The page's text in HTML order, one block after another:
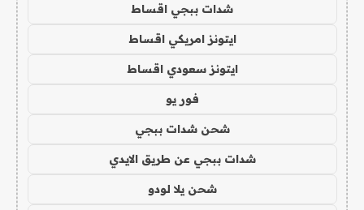
شدات ببجي اقساط
ايتونز امريكي اقساط
ايتونز سعودي اقساط
فور يو
شحن شدات ببجي
شدات ببجي عن طريق الايدي
شحن يلا لودو